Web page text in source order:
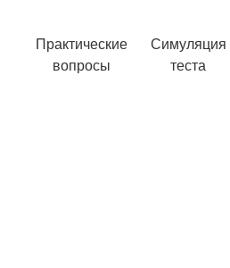
Практические
вопросы
Симуляция
теста